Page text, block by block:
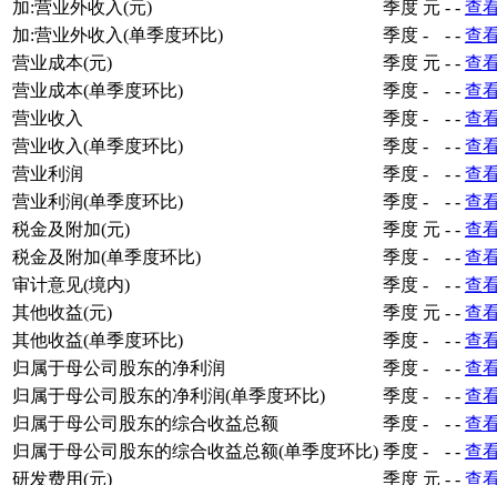
加:营业外收入(元) 季度 元 - - 查
加:营业外收入(单季度环比)
季度 - - - 查
营业成本(元)
季度 元 - - 查
营业成本(单季度环比)
季度 - - - 查
营业收入
季度 - - - 查
营业收入(单季度环比)
季度 - - - 查
营业利润
季度 - - - 查
营业利润(单季度环比)
季度 - - - 查
税金及附加(元)
季度 元 - - 查
税金及附加(单季度环比)
季度 - - - 查
审计意见(境内)
季度 - - - 查
其他收益(元)
季度 元 - - 查
其他收益(单季度环比)
季度 - - - 查
归属于母公司股东的净利润
季度 - - - 查
归属于母公司股东的净利润(单季度环比)
季度 - - - 查
归属于母公司股东的综合收益总额
季度 - - - 查
归属于母公司股东的综合收益总额(单季度环比) 季度 - - - 查
研发费用(元)
季度 元 - - 查